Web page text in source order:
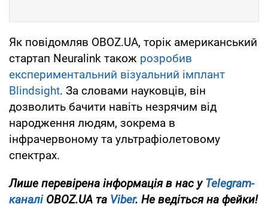
Як повідомляв OBOZ.UA, торік американський
стартап Neuralink також розробив
експериментальний візуальний імплант
Blindsight. За словами науковців, він
дозволить бачити навіть незрячим від
народження людям, зокрема в
інфрачервоному та ультрафіолетовому
спектрах.
Лише перевірена інформація в нас уTelegram-
каналіOBOZ.UA та Viber. Не ведіться на фейки!